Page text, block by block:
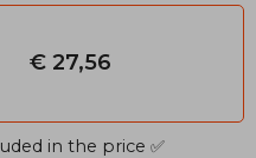
€ 27,56
in the price ✅